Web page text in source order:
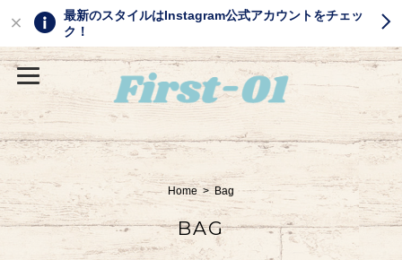
最新のスタイルはInstagram公式アカウントをチェッ
ク！
Home Bag
BAG